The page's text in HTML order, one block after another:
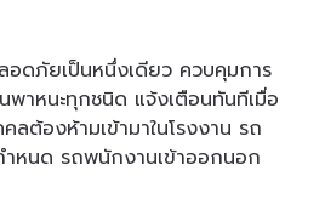
อดภัยเป็นหนึ่งเดียว ควบคุมการ
พาหนะทุกชนิด แจ้งเตือนทันทีเมื่อ
ต้องห้ามเข้ามาในโรงงาน รถ
หนด รถพนักงานเข้าออกนอก